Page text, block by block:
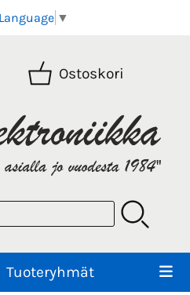
▼
Ostoskori
Tuoteryhmät